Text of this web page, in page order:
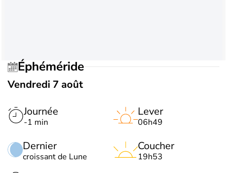
Éphéméride
Vendredi 7 août
Journée
-1 min
Dernier
croissant de Lune
Lever
06h49
Coucher
19h53